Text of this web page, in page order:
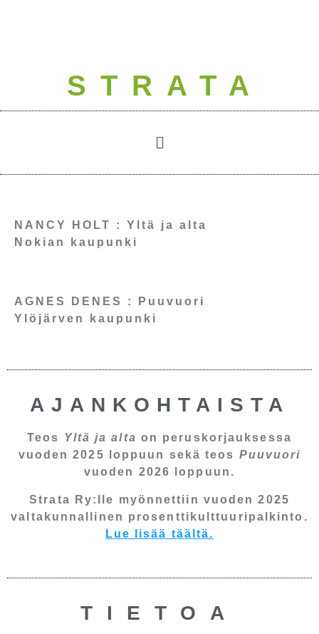
STRATA
NANCY HOLT : Yltä ja alta
Nokian kaupunki
AGNES DENES : Puuvuori
Ylöjärven kaupunki
AJANKOHTAISTA
Teos Yltä ja alta on peruskorjauksessa
vuoden 2025 loppuun sekä teos Puuvuori
vuoden 2026 loppuun.
Strata Ry:lle myönnettiin vuoden 2025
valtakunnallinen prosenttikulttuuripalkinto.
Lue lisää täältä.
TIETOA